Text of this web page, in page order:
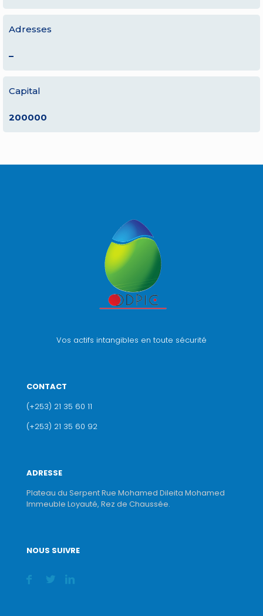
Adresses
–
Capital
200000
Vos actifs intangibles en toute sécurité
CONTACT
(+253) 21 35 60 11
(+253) 21 35 60 92
ADRESSE
Plateau du Serpent Rue Mohamed Dileita Mohamed
Immeuble Loyauté, Rez de Chaussée.
NOUS SUIVRE